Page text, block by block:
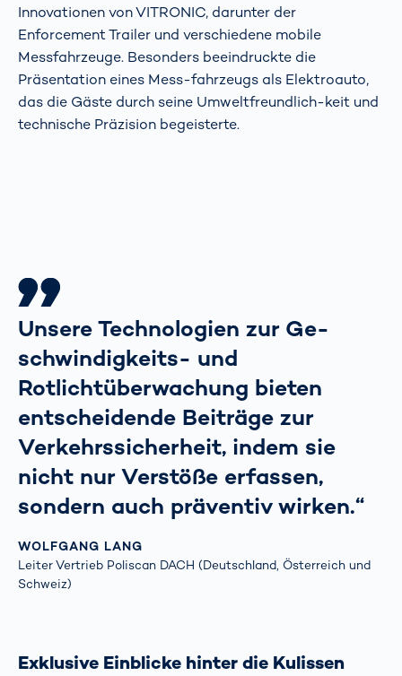
Innovationen von VITRONIC, darunter der
Enforcement Trailer und verschiedene mobile
Messfahrzeuge. Besonders beeindruckte die
Präsentation eines Mess-fahrzeugs als Elektroauto,
das die Gäste durch seine Umweltfreundlich-keit und
technische Präzision begeisterte.
Unsere Technologien zur Ge-
schwindigkeits- und
Rotlichtüberwachung bieten
entscheidende Beiträge zur
Verkehrssicherheit, indem sie
nicht nur Verstöße erfassen,
sondern auch präventiv wirken.“
WOLFGANG LANG
Leiter Vertrieb Poliscan DACH (Deutschland, Österreich und
Schweiz)
Exklusive Einblicke hinter die Kulissen